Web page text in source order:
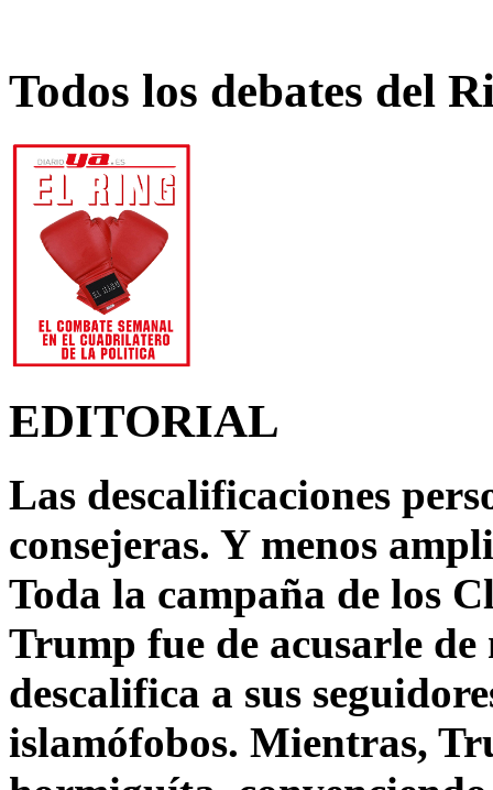
Todos los debates del
EDITORIAL
Las descalificaciones
consejeras. Y menos
Toda la campaña de los
Trump fue de acusarle
descalifica a sus
islamófobos. Mientras,